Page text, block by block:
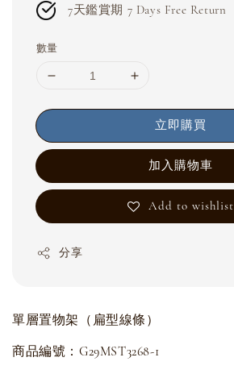
7天鑑賞期 7 Days Free Return
數量
立即購買
加入購物車
Add to wishlist
分享
單層置物架（扁型線條）
商品編號：G29MST3268-1